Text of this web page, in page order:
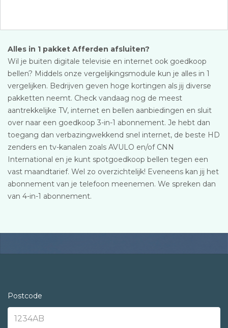
Alles in 1 pakket Afferden afsluiten?
Wil je buiten digitale televisie en internet ook goedkoop
bellen? Middels onze vergelijkingsmodule kun je alles in 1
vergelijken. Bedrijven geven hoge kortingen als jij diverse
pakketten neemt. Check vandaag nog de meest
aantrekkelijke TV, internet en bellen aanbiedingen en sluit
over naar een goedkoop 3-in-1 abonnement. Je hebt dan
toegang dan verbazingwekkend snel internet, de beste HD
zenders en tv-kanalen zoals AVULO en/of CNN
International en je kunt spotgoedkoop bellen tegen een
vast maandtarief. Wel zo overzichtelijk! Eveneens kan jij het
abonnement van je telefoon meenemen. We spreken dan
van 4-in-1 abonnement.
Postcode